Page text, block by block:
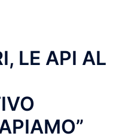
LE API AL